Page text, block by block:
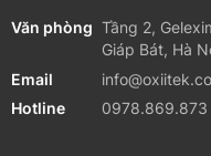
Văn phòng Tầng 2,
Giáp Bát, Hà
Email
Hotline
0978.869.873